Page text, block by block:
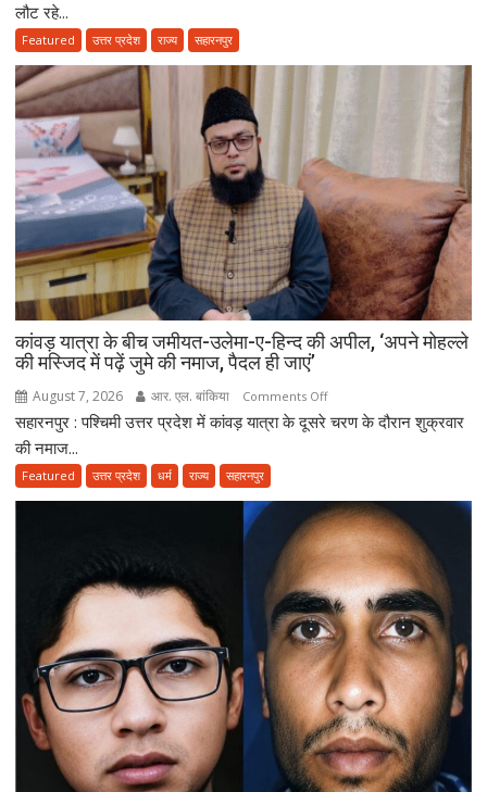
नप
डीजे
की
हाइट,
सड़क
पर
उतरे
एसएसपी
अभिनंदन;
बोले-
से
ऊंचे
बर्दाश्त
लौट रहे...
Featured उत्तर प्रदेश राज्य सहारनपुर
कांवड़ यात्रा के बीच जमीयत-उलेमा-ए-हिन्द की अपील, ‘अपने मोहल्ले
की मस्जिद में पढ़ें जुमे की नमाज, पैदल ही जाएं’
August 7, 2026 आर. एल. बांकिया Comments Offon
कांवड़
जमीयत-
उलेमा-
हिन्द
की
अपील,
‘अपने
मोहल्ले
की
मस्जिद
में
पढ़ें
सहारनपुर : पश्चिमी उत्तर प्रदेश में कांवड़ यात्रा के दूसरे चरण के दौरान शुक्रवार
की नमाज...
Featured उत्तर प्रदेश धर्म राज्य सहारनपुर